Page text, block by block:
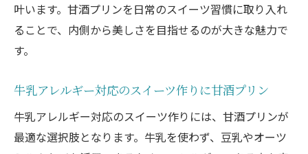
叶います。甘酒プリンを日常のスイーツ習慣に取り入れ
ることで、内側から美しさを目指せるのが大きな魅力で
す。
牛乳アレルギー対応のスイーツ作りに甘酒プリン
牛乳アレルギー対応のスイーツ作りには、甘酒プリンが
最適な選択肢となります。牛乳を使わず、豆乳やオーツ